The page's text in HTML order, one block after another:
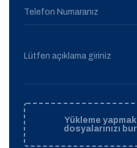
Telefon Numaranız
Lütfen açıklama giriniz
Yükleme
dosyalarınızı